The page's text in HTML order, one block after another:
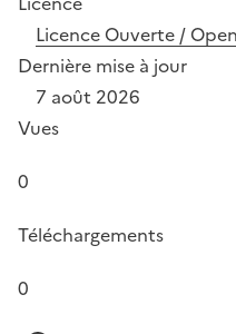
Licence Ouverte /
Dernière mise à jour
7 août 2026
Vues
0
Téléchargements
0